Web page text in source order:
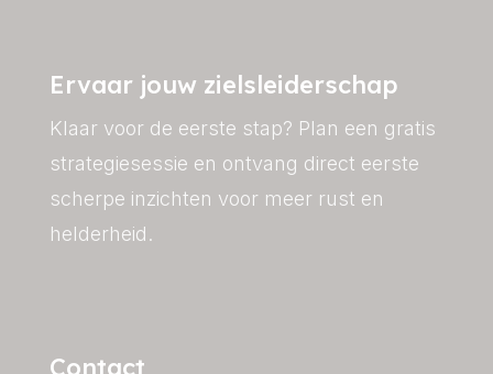
Ervaar jouw zielsleiderschap
Klaar voor de eerste stap? Plan een gratis
strategiesessie en ontvang direct eerste
scherpe inzichten voor meer rust en
helderheid.
Contact